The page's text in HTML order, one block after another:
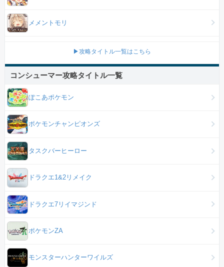
メメントモリ
▶攻略タイトル一覧はこちら
コンシューマー攻略タイトル一覧
ぽこあポケモン
ポケモンチャンピオンズ
タスクバーヒーロー
ドラクエ1&2リメイク
ドラクエ7リイマジンド
ポケモンZA
モンスターハンターワイルズ